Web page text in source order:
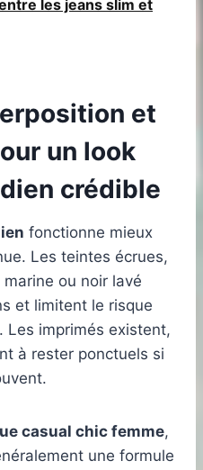
les jeans slim et
et
un look
crédible
fonctionne mieux
Les teintes écrues,
ou noir lavé
et limitent le risque
Les imprimés existent,
à rester ponctuels si
casual chic femme,
une formule